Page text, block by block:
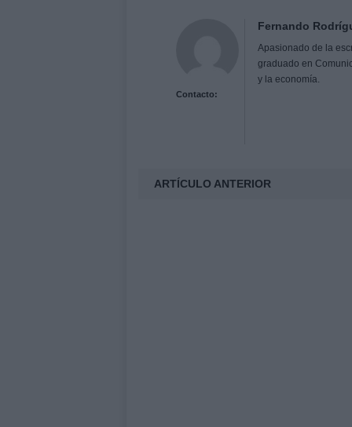
Contacto:
Fernando
Apasionado de la
graduado en
y la economía.
ARTÍCULO ANTERIOR